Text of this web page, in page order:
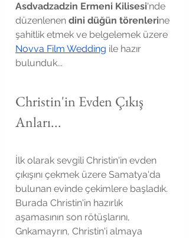
Asdvadzadzin Ermeni Kilisesi'nde
düzenlenen dini düğün törenlerine
şahitlik etmek ve belgelemek üzere
Novva Film Wedding ile hazır
bulunduk...
Christin'in Evden Çıkış
Anları...
İlk olarak sevgili Christin'in evden
çıkışını çekmek üzere Samatya'da
bulunan evinde çekimlere başladık.
Burada Christin'in hazırlık
aşamasının son rötüşlarını,
Gnkamayrın, Christin'i almaya